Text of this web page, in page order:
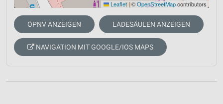
Leaflet|©OpenStreetMapcontributors
ÖPNV ANZEIGEN LADESÄULEN ANZEIGEN
NAVIGATION MIT GOOGLE/IOS MAPS